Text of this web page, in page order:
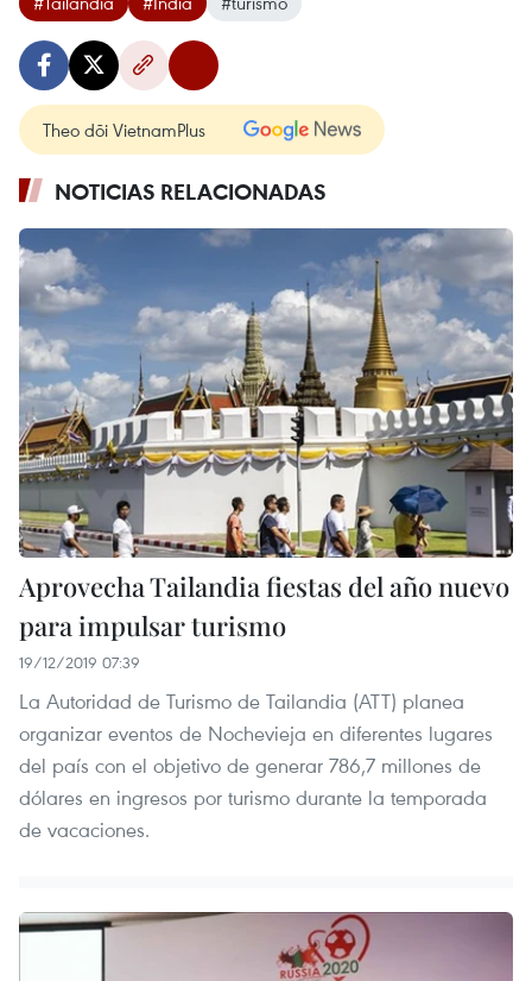
Theo dõi VietnamPlus
NOTICIAS RELACIONADAS
Aprovecha Tailandia fiestas del año nuevo
para impulsar turismo
19/12/2019 07:39
La Autoridad de Turismo de Tailandia (ATT) planea
organizar eventos de Nochevieja en diferentes lugares
del país con el objetivo de generar 786,7 millones de
dólares en ingresos por turismo durante la temporada
de vacaciones.